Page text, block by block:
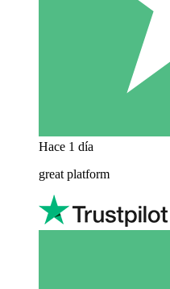
Hace 1 día
great platform